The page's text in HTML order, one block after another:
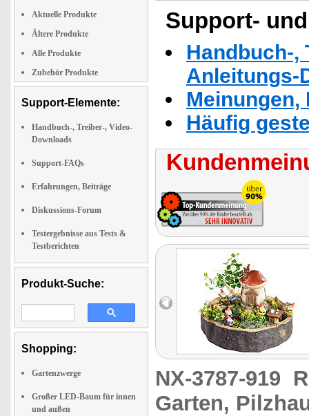
Aktuelle Produkte
Ältere Produkte
Alle Produkte
Zubehör Produkte
Support-Elemente:
Handbuch-, Treiber-, Video-
Downloads
Support-FAQs
Erfahrungen, Beiträge
Diskussions-Forum
Testergebnisse aus Tests &
Testberichten
Produkt-Suche:
Shopping:
Gartenzwerge
Großer LED-Baum für innen
und außen
Support-
Handbuch-,
Anleitungs-
Häufig
NX-3787-919
Garten,